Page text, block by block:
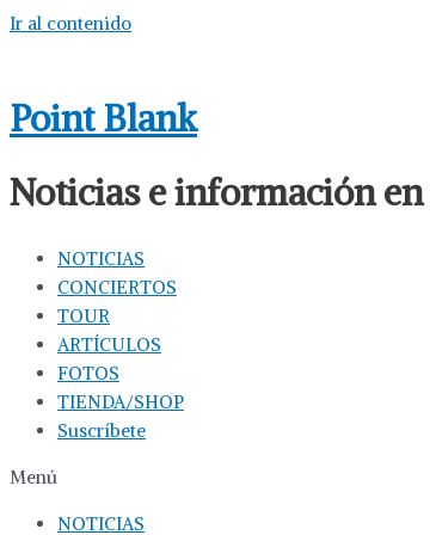
Ir al contenido
Point Blank
Noticias e información
NOTICIAS
CONCIERTOS
TOUR
ARTÍCULOS
FOTOS
TIENDA/SHOP
Suscríbete
Menú
NOTICIAS